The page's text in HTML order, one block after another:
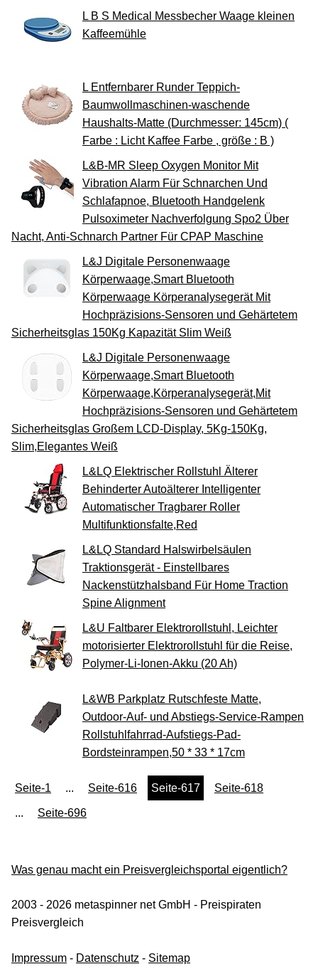
L B S Medical Messbecher Waage kleinen
Kaffeemühle
L Entfernbarer Runder Teppich-
Baumwollmaschinen-waschende
Haushalts-Matte (Durchmesser: 145cm) (
Farbe : Licht Kaffee Farbe , größe : B )
L&B-MR Sleep Oxygen Monitor Mit
Vibration Alarm Für Schnarchen Und
Schlafapnoe, Bluetooth Handgelenk
Pulsoximeter Nachverfolgung Spo2 Über
Nacht, Anti-Schnarch Partner Für CPAP Maschine
L&J Digitale Personenwaage
Körperwaage,Smart Bluetooth
Körperwaage Körperanalysegerät Mit
Hochpräzisions-Sensoren und Gehärtetem
Sicherheitsglas 150Kg Kapazität Slim Weiß
L&J Digitale Personenwaage
Körperwaage,Smart Bluetooth
Körperwaage,Körperanalysegerät,Mit
Hochpräzisions-Sensoren und Gehärtetem
Sicherheitsglas Großem LCD-Display, 5Kg-150Kg,
Slim,Elegantes Weiß
L&LQ Elektrischer Rollstuhl Älterer
Behinderter Autoälterer Intelligenter
Automatischer Tragbarer Roller
Multifunktionsfalte,Red
L&LQ Standard Halswirbelsäulen
Traktionsgerät - Einstellbares
Nackenstützhalsband Für Home Traction
Spine Alignment
L&U Faltbarer Elektrorollstuhl, Leichter
motorisierter Elektrorollstuhl für die Reise,
Polymer-Li-Ionen-Akku (20 Ah)
L&WB Parkplatz Rutschfeste Matte,
Outdoor-Auf- und Abstiegs-Service-Rampen
Rollstuhlfahrrad-Aufstiegs-Pad-
Bordsteinrampen,50 * 33 * 17cm
Seite-1 ... Seite-616 Seite-617 Seite-618
... Seite-696
Was genau macht ein Preisvergleichsportal eigentlich?
2003 - 2026 metaspinner net GmbH - Preispiraten
Preisvergleich
Impressum - Datenschutz - Sitemap